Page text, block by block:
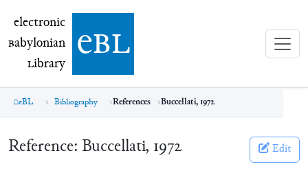
electronic Babylonian Library (eBL)
electronic
Babylonian
Library ebl
eBL Bibliography References Buccellati, 1972
Reference: Buccellati, 1972 Edit